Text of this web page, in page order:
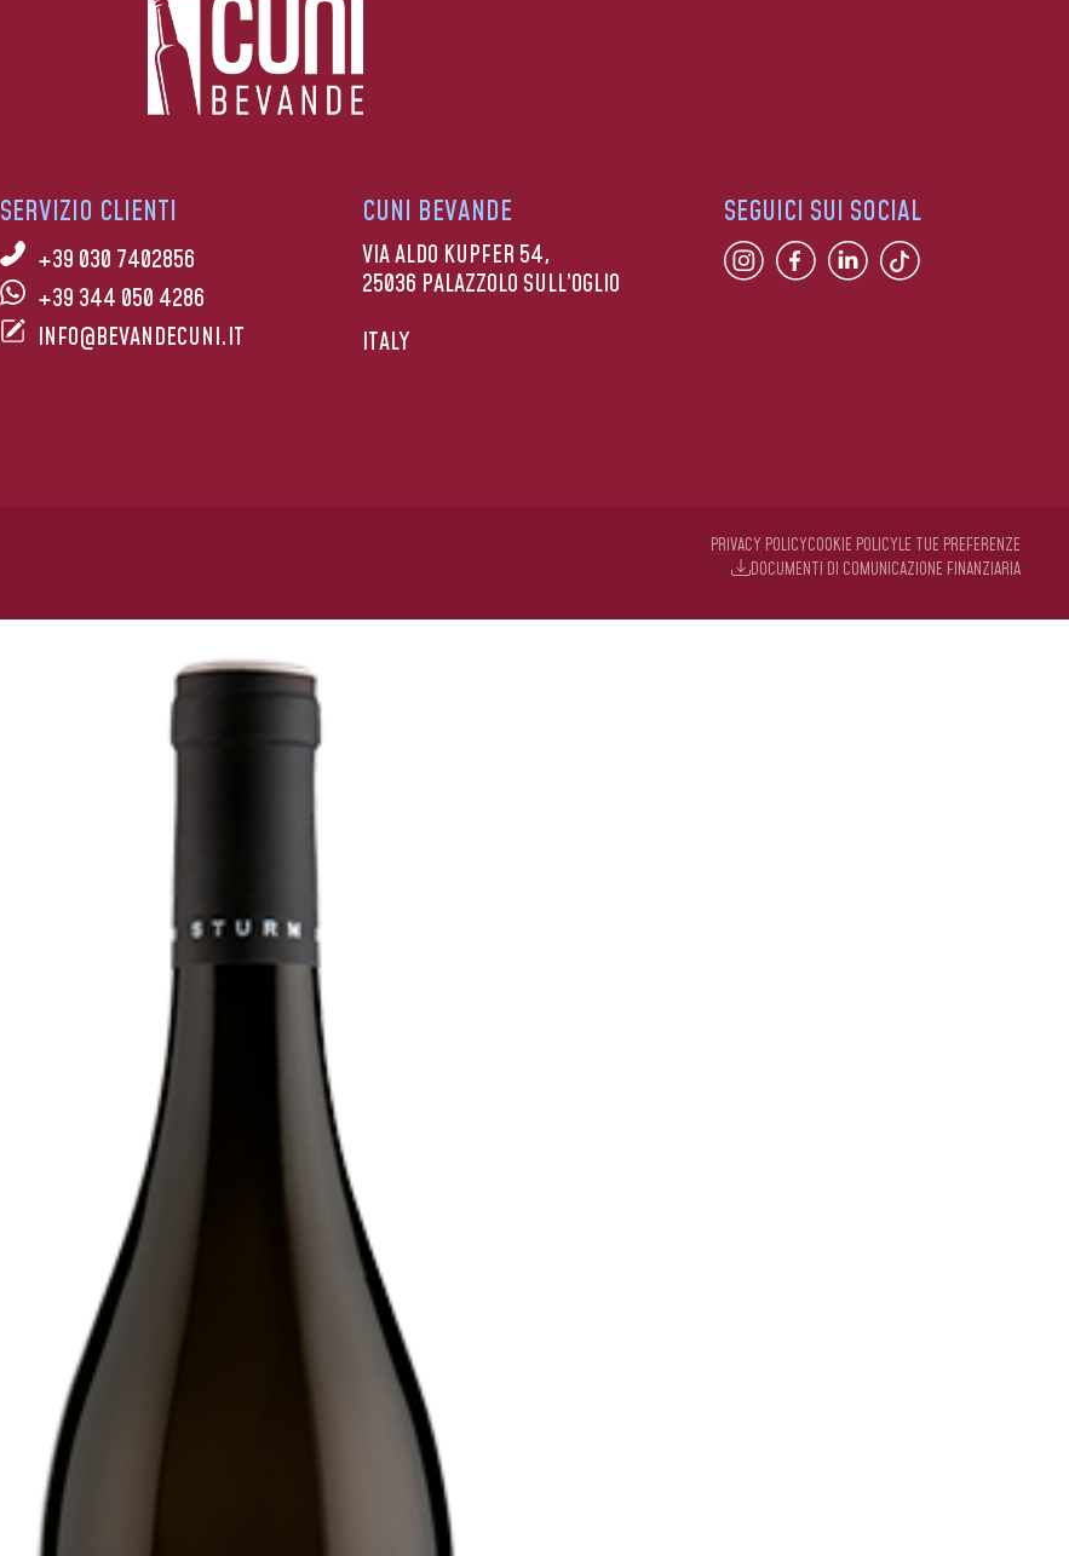
SERVIZIO CLIENTI
+39 030 7402856
+39 344 050 4286
INFO@BEVANDECUNI.IT
CUNI BEVANDE
VIA ALDO KUPFER 54,
25036 PALAZZOLO SULL’OGLIO
ITALY
SEGUICI SUI SOCIAL
PRIVACY POLICYCOOKIE POLICYLE TUE PREFERENZE
DOCUMENTI DI COMUNICAZIONE FINANZIARIA